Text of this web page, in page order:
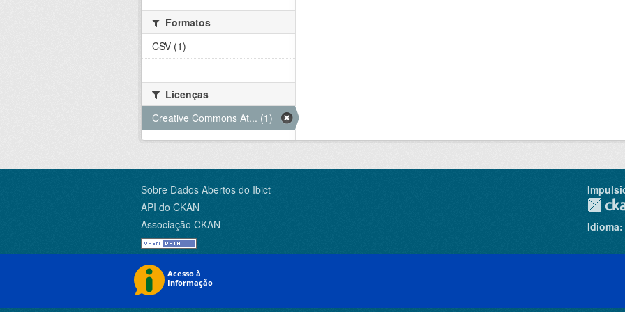
Formatos
CSV (1)
Licenças
Creative Commons At... (1)
Sobre Dados Abertos do Ibict
API do CKAN
Associação CKAN
Idioma